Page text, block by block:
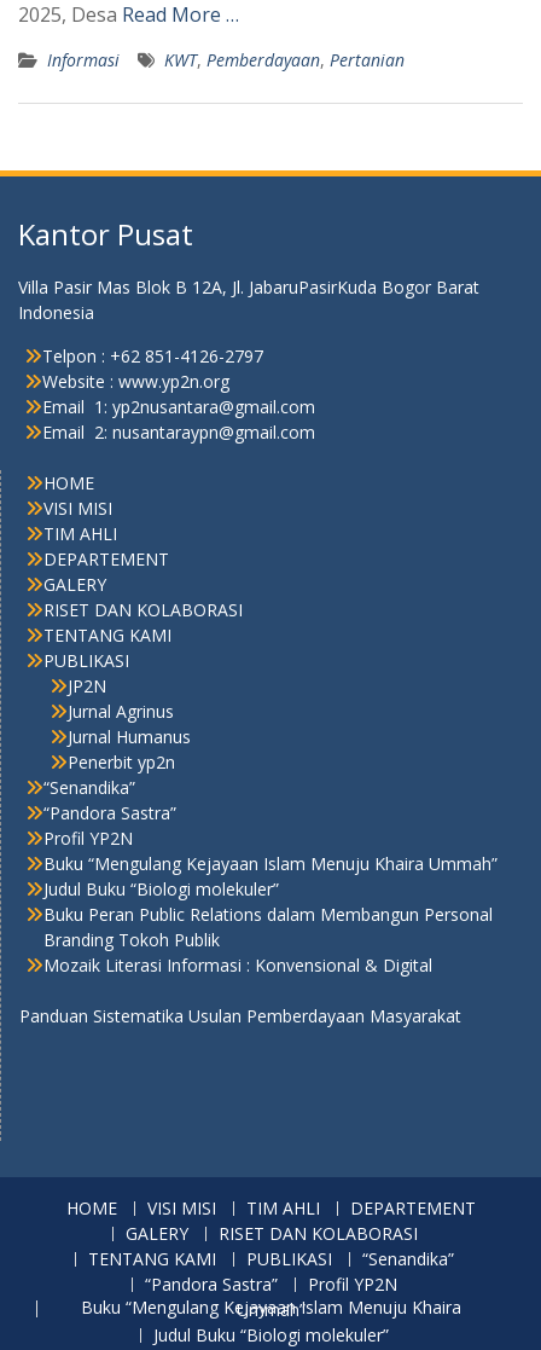
2025, Desa Read More …
Informasi KWT, Pemberdayaan, Pertanian
Kantor Pusat
Villa Pasir Mas Blok B 12A, Jl. JabaruPasirKuda Bogor Barat
Indonesia
Telpon : +62 851-4126-2797
Website : www.yp2n.org
Email 1: yp2nusantara@gmail.com
Email 2: nusantaraypn@gmail.com
HOME
VISI MISI
TIM AHLI
DEPARTEMENT
GALERY
RISET DAN KOLABORASI
TENTANG KAMI
PUBLIKASI
JP2N
Jurnal Agrinus
Jurnal Humanus
Penerbit yp2n
“Senandika”
“Pandora Sastra”
Profil YP2N
Buku “Mengulang Kejayaan Islam Menuju Khaira Ummah”
Judul Buku “Biologi molekuler”
Buku Peran Public Relations dalam Membangun Personal
Branding Tokoh Publik
Mozaik Literasi Informasi : Konvensional & Digital
Panduan Sistematika Usulan Pemberdayaan Masyarakat
HOME VISI MISI TIM AHLI
DEPARTEMENT
GALERY
RISET DAN KOLABORASI
TENTANG KAMI
PUBLIKASI
“Senandika”
“Pandora Sastra”
Profil YP2N
Buku “Mengulang Kejayaan Islam Menuju Khaira Ummah”
Judul Buku “Biologi molekuler”